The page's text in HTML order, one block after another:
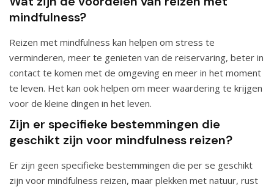
mindfulness?
Reizen met mindfulness kan helpen om stress te
verminderen, meer te genieten van de reiservaring, beter in
contact te komen met de omgeving en meer in het moment
te leven. Het kan ook helpen om meer waardering te krijgen
voor de kleine dingen in het leven.
Zijn er specifieke bestemmingen die
geschikt zijn voor mindfulness reizen?
Er zijn geen specifieke bestemmingen die per se geschikt
zijn voor mindfulness reizen, maar plekken met natuur, rust